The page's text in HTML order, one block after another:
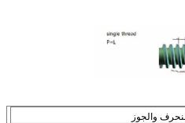
والجوز